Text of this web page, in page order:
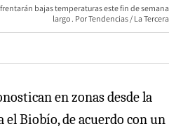
bajas temperaturas este fin de semana
largo
Tendencias / La Tercera
en zonas desde la
el Biobío, de acuerdo con un